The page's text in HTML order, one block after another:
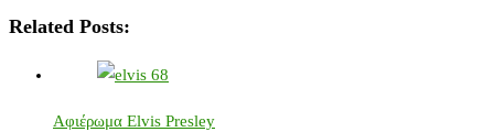
Related Posts:
Αφιέρωμα Elvis Presley